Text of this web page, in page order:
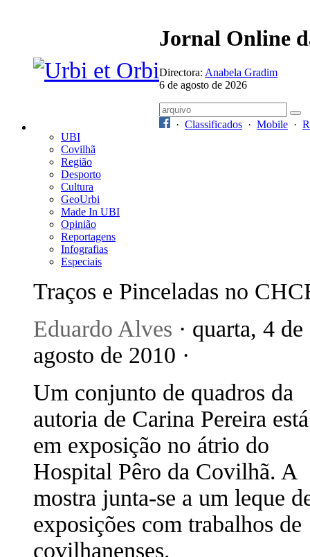
Jornal Online
Directora: Anabela Gradim
6 de agosto de 2026
· Classificados · Mobile ·
UBI
Covilhã
Região
Desporto
Cultura
GeoUrbi
Made In UBI
Opinião
Reportagens
Infografias
Especiais
Traços e Pinceladas no
Eduardo Alves · quarta, 4 de
agosto de 2010 ·
Um conjunto de quadros da
autoria de Carina Pereira está
em exposição no átrio do
Hospital Pêro da Covilhã. A
mostra junta-se a um leque
exposições com trabalhos de
covilhanenses.